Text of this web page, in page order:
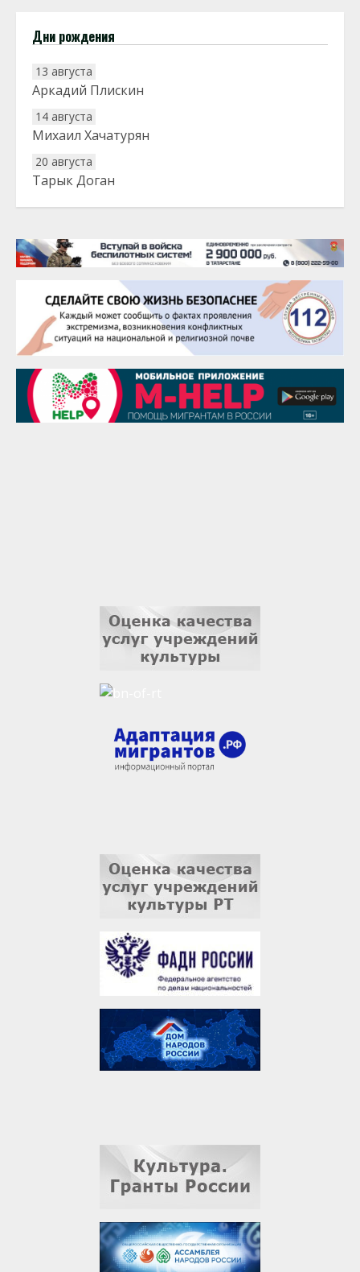
Дни рождения
13 августа
Аркадий Плискин
14 августа
Михаил Хачатурян
20 августа
Тарык Доган
22 августа
25 августа
Сэсэгма Бубеева
28 августа
Чингиз Мустафаев
29 августа
Надежда Рослова
1 сентября
Гали Хасанов